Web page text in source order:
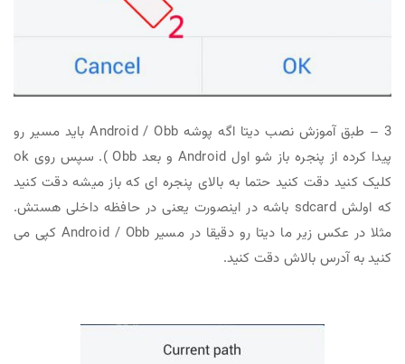
3 – طبق آموزش نصب دیتا اگه پوشه Android / Obb باید مسیر رو
پیدا کرده از پنجره باز شو اول Android و بعد Obb ). سپس روی ok
کلیک کنید دقت کنید حتما به بالای پنجره ای که باز میشه دقت کنید
که اولش sdcard باشه در اینصورت یعنی در حافظه داخلی هستش.
مثلا در عکس زیر ما دیتا رو دقیقا در مسیر Android / Obb کپی می
کنید به آدرس بالاش دقت کنید.